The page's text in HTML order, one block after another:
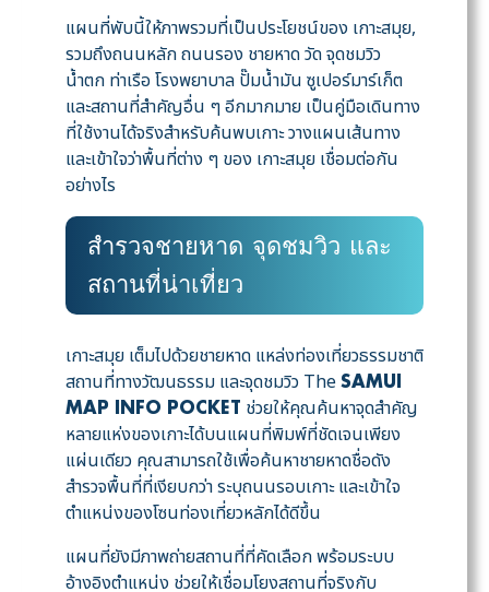
แผนที่พับนี้ให้ภาพรวมที่เป็นประโยชน์ของ เกาะสมุย,
รวมถึงถนนหลัก ถนนรอง ชายหาด วัด จุดชมวิว
น้ำตก ท่าเรือ โรงพยาบาล ปั๊มน้ำมัน ซูเปอร์มาร์เก็ต
และสถานที่สำคัญอื่น ๆ อีกมากมาย เป็นคู่มือเดินทาง
ที่ใช้งานได้จริงสำหรับค้นพบเกาะ วางแผนเส้นทาง
และเข้าใจว่าพื้นที่ต่าง ๆ ของ เกาะสมุย เชื่อมต่อกัน
อย่างไร
สำรวจชายหาด จุดชมวิว และ
สถานที่น่าเที่ยว
เกาะสมุย เต็มไปด้วยชายหาด แหล่งท่องเที่ยวธรรมชาติ
สถานที่ทางวัฒนธรรม และจุดชมวิว The SAMUI
MAP INFO POCKET ช่วยให้คุณค้นหาจุดสำคัญ
หลายแห่งของเกาะได้บนแผนที่พิมพ์ที่ชัดเจนเพียง
แผ่นเดียว คุณสามารถใช้เพื่อค้นหาชายหาดชื่อดัง
สำรวจพื้นที่ที่เงียบกว่า ระบุถนนรอบเกาะ และเข้าใจ
ตำแหน่งของโซนท่องเที่ยวหลักได้ดีขึ้น
แผนที่ยังมีภาพถ่ายสถานที่ที่คัดเลือก พร้อมระบบ
อ้างอิงตำแหน่ง ช่วยให้เชื่อมโยงสถานที่จริงกับ